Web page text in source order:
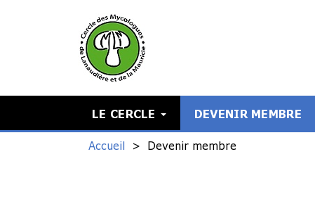
LE CERCLE DEVENIR MEMBRE
Accueil Devenir membre